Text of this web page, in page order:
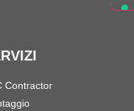
Contractor